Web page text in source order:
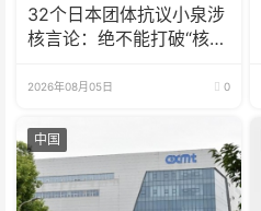
32个日本团体抗议小泉涉
核言论：绝不能打破“核武
2026年08月05日 0
中国